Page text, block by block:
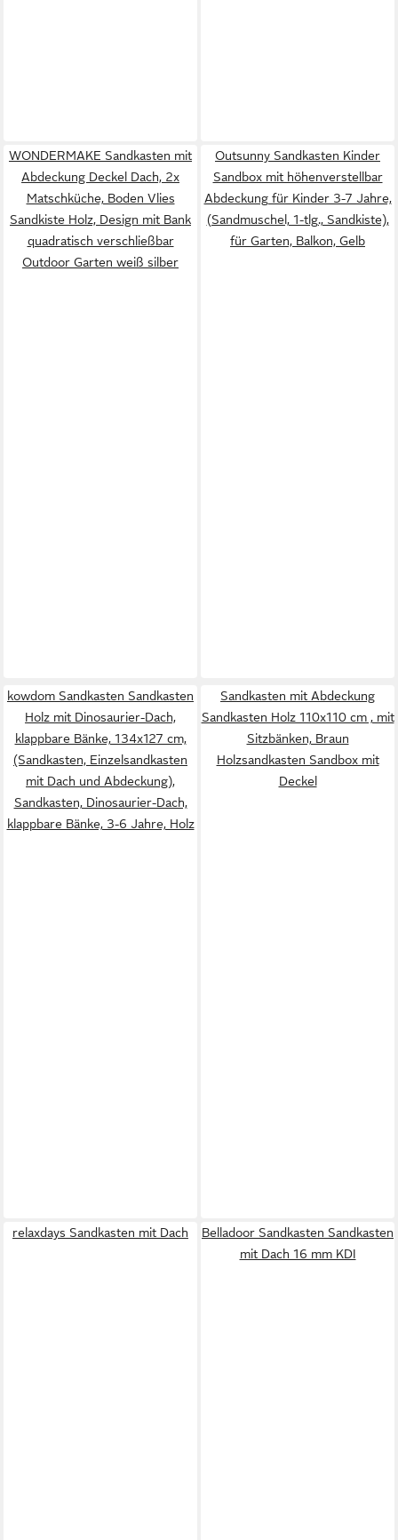
WONDERMAKE Sandkasten mit
Abdeckung Deckel Dach, 2x
Matschküche, Boden Vlies
Sandkiste Holz, Design mit Bank
quadratisch verschließbar
Outdoor Garten weiß silber
Outsunny Sandkasten Kinder
Sandbox mit höhenverstellbar
Abdeckung für Kinder 3-7 Jahre,
(Sandmuschel, 1-tlg., Sandkiste),
für Garten, Balkon, Gelb
kowdom Sandkasten Sandkasten
Holz mit Dinosaurier-Dach,
klappbare Bänke, 134x127 cm,
(Sandkasten, Einzelsandkasten
mit Dach und Abdeckung),
Sandkasten, Dinosaurier-Dach,
klappbare Bänke, 3-6 Jahre, Holz
Sandkasten mit Abdeckung
Sandkasten Holz 110x110 cm , mit
Sitzbänken, Braun
Holzsandkasten Sandbox mit
Deckel
relaxdays Sandkasten mit Dach
Belladoor Sandkasten Sandkasten
mit Dach 16 mm KDI